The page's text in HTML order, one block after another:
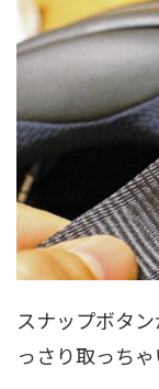
スナップボタ
っさり取っち